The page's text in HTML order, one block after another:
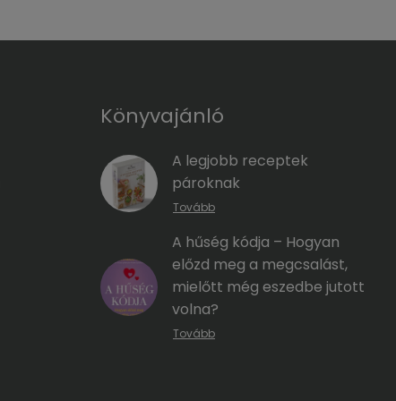
Könyvajánló
A legjobb receptek
pároknak
Tovább
A hűség kódja – Hogyan
előzd meg a megcsalást,
mielőtt még eszedbe jutott
volna?
Tovább